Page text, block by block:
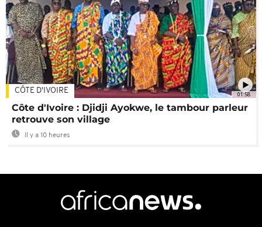
01:58
CÔTE D'IVOIRE
Côte d'Ivoire : Djidji Ayokwe, le tambour parleur
retrouve son village
Il y a 10 heures